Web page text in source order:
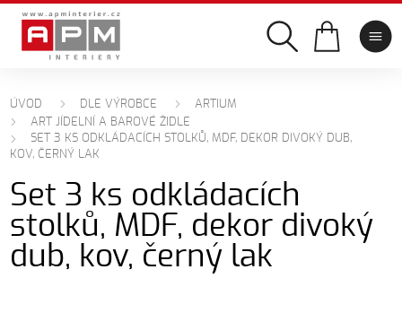
ÚVOD DLE VÝROBCE
ARTIUM
ART JÍDELNÍ A BAROVÉ ŽIDLE
SET 3 KS ODKLÁDACÍCH STOLKŮ, MDF, DEKOR DIVOKÝ DUB,
KOV, ČERNÝ LAK
Set 3 ks odkládacích
stolků, MDF, dekor divoký
dub, kov, černý lak